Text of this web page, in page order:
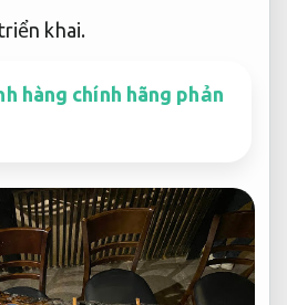
khai.
hàng chính hãng phản